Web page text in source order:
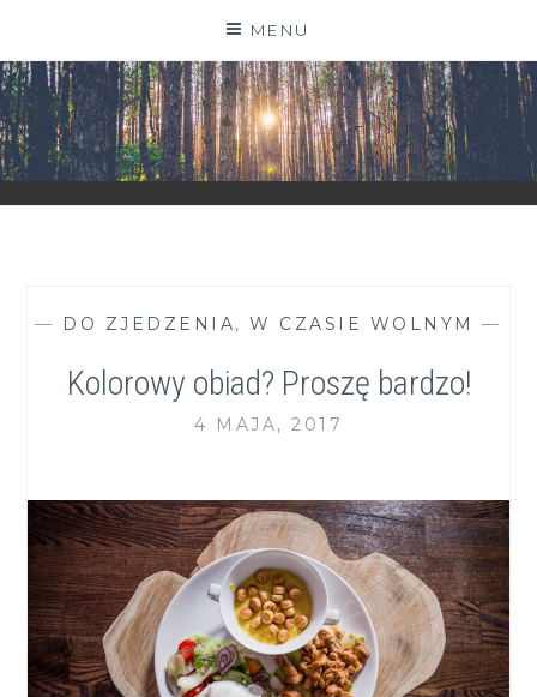
content
MENU
ZGRANESTADO.PL
FOTOGRAFICZNE ZAPISKI DNIA CODZIENNEGO
— DO ZJEDZENIA,W CZASIE WOLNYM —
Kolorowy obiad? Proszę bardzo!
4 MAJA, 2017